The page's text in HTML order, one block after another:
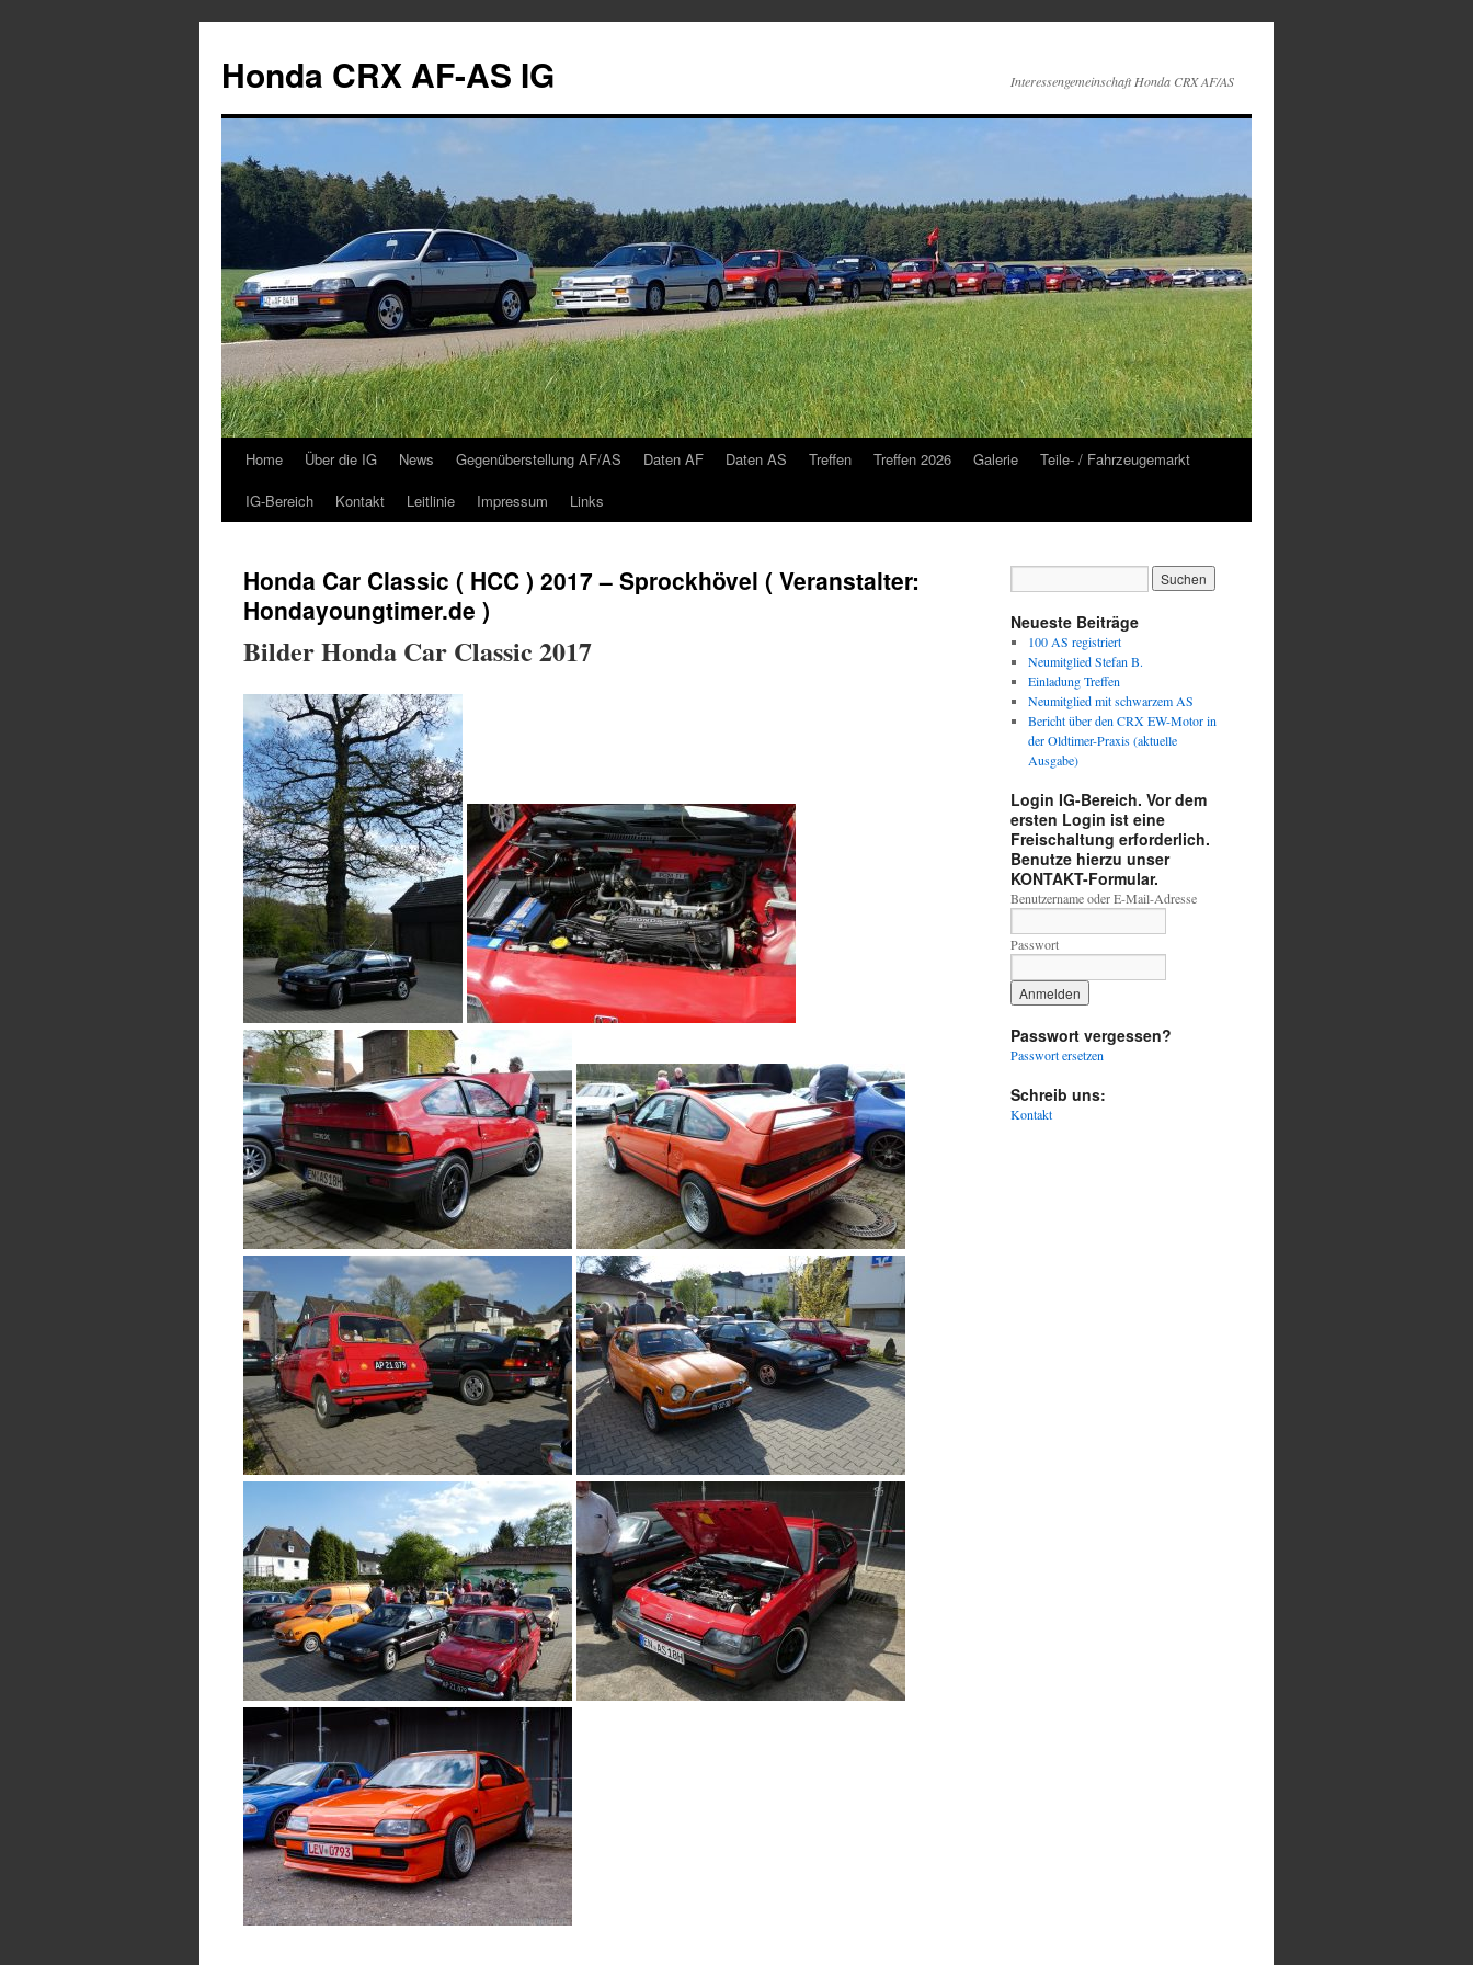
springen
Honda CRX AF-AS IG Interessengemeinschaft Honda CRX AF/AS
Home Über die IG News Gegenüberstellung AF/AS Daten AF Daten AS Treffen Treffen 2026 Galerie
Teile- / Fahrzeugemarkt
IG-Bereich
Kontakt Leitlinie Impressum Links
Honda Car Classic ( HCC ) 2017 – Sprockhövel ( Veranstalter:
Hondayoungtimer.de )
Bilder Honda Car Classic 2017
Neueste Beiträge
100 AS registriert
Neumitglied Stefan B.
Einladung Treffen
Neumitglied mit schwarzem AS
Bericht über den CRX EW-Motor in
der Oldtimer-Praxis (aktuelle
Ausgabe)
Login IG-Bereich. Vor dem
ersten Login ist eine
Freischaltung erforderlich.
Benutze hierzu unser
KONTAKT-Formular.
Benutzername oder E-Mail-Adresse
Passwort
Passwort vergessen?
Passwort ersetzen
Schreib uns:
Kontakt